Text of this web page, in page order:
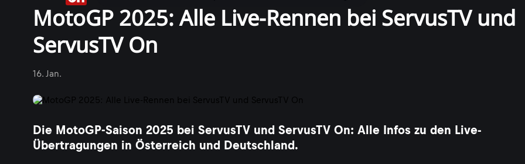
MotoGP 2025: Alle Live-Rennen bei ServusTV und
ServusTV On
16. Jan.
Die MotoGP-Saison 2025 bei ServusTV und ServusTV On: Alle Infos zu den Live-
Übertragungen in Österreich und Deutschland.